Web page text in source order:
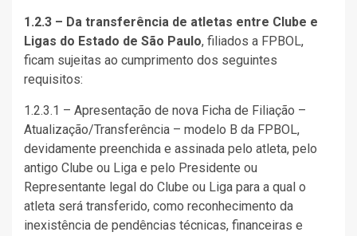
1.2.3 – Da transferência de atletas entre Clube e
Ligas do Estado de São Paulo, filiados a FPBOL,
ficam sujeitas ao cumprimento dos seguintes
requisitos:
1.2.3.1 – Apresentação de nova Ficha de Filiação –
Atualização/Transferência – modelo B da FPBOL,
devidamente preenchida e assinada pelo atleta, pelo
antigo Clube ou Liga e pelo Presidente ou
Representante legal do Clube ou Liga para a qual o
atleta será transferido, como reconhecimento da
inexistência de pendências técnicas, financeiras e